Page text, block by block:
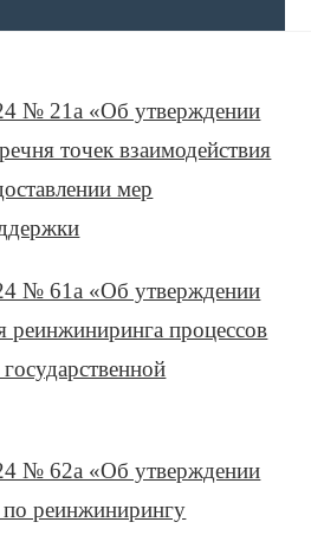
№ 21а «Об утверждении
точек взаимодействия
мер
№ 61а «Об утверждении
реинжиниринга процессов
№ 62а «Об утверждении
реинжинирингу